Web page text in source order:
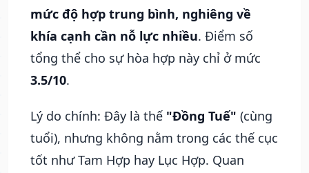
mức độ hợp trung bình, nghiêng về
khía cạnh cần nỗ lực nhiều. Điểm số
tổng thể cho sự hòa hợp này chỉ ở mức
3.5/10.
Lý do chính: Đây là thế "Đồng Tuế" (cùng
tuổi), nhưng không nằm trong các thế cục
tốt như Tam Hợp hay Lục Hợp. Quan